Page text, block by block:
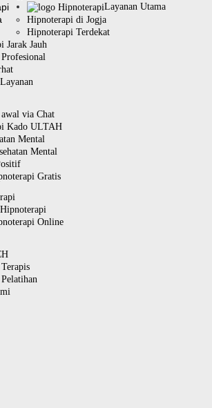
Layanan Utama
Hipnoterapi di Jogja
Hipnoterapi Terdekat
Jarak Jauh
via Chat
Kado ULTAH
Mental
Mental
Gratis
Online